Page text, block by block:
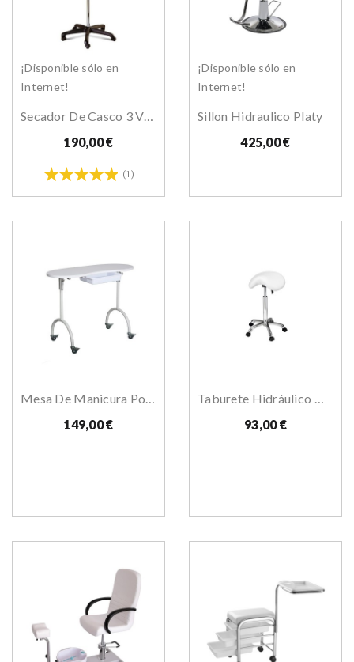
¡Disponible sólo en
Internet!
Secador De Casco 3 Velocidades De Pie Honda
190,00 €
(1)
¡Disponible sólo en
Internet!
Sillon Hidraulico Platy
425,00 €
149,00 €
93,00 €